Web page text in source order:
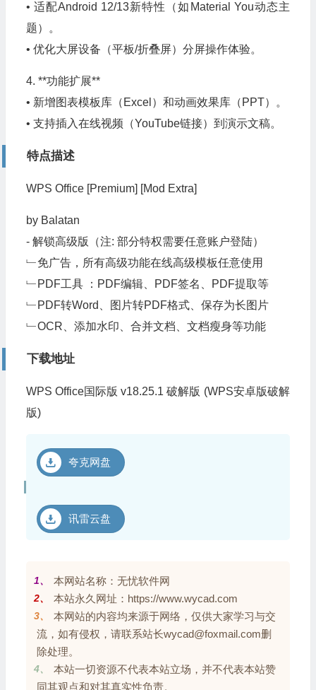
• 适配Android 12/13新特性（如Material You动态主
题）。
• 优化大屏设备（平板/折叠屏）分屏操作体验。
4. **功能扩展**
• 新增图表模板库（Excel）和动画效果库（PPT）。
• 支持插入在线视频（YouTube链接）到演示文稿。
特点描述
WPS Office [Premium] [Mod Extra]
by Balatan
- 解锁高级版（注: 部分特权需要任意账户登陆）
﹂免广告，所有高级功能在线高级模板任意使用
﹂PDF工具 ：PDF编辑、PDF签名、PDF提取等
﹂PDF转Word、图片转PDF格式、保存为长图片
﹂OCR、添加水印、合并文档、文档瘦身等功能
下载地址
WPS Office国际版 v18.25.1 破解版 (WPS安卓版破解
版)
夸克网盘
讯雷云盘
1、 本网站名称：无忧软件网
2、 本站永久网址：https://www.wycad.com
3、
本网站的内容均来源于网络，仅供大家学习与交
流，如有侵权，请联系站长wycad@foxmail.com删
除处理。
4、
本站一切资源不代表本站立场，并不代表本站赞
同其观点和对其真实性负责。